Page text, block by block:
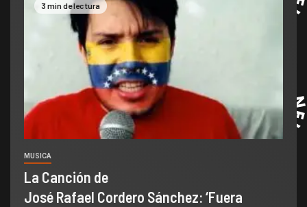
3 min de lectura
MUSICA
La Canción de
José Rafael Cordero Sánchez: ‘Fuera